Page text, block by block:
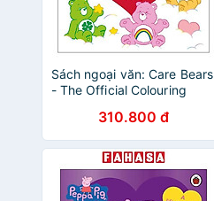
Sách ngoại văn: Care Bears
- The Official Colouring
310.800 đ